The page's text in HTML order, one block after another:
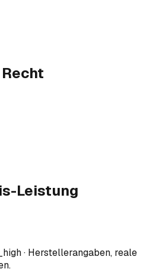
Leistung
· Herstellerangaben, reale